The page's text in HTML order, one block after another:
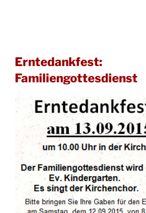
Erntedankfest:
Familiengottesdienst